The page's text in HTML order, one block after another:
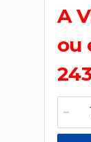
A
ou